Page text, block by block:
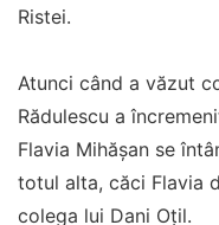
Ristei.
Atunci când a văzut
Rădulescu a
Flavia Mihășan se
totul alta, căci Flavia
colega lui Dani Oțil.